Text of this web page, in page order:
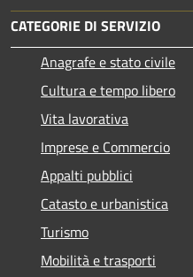
CATEGORIE DI SERVIZIO
Anagrafe e stato civile
Cultura e tempo libero
Vita lavorativa
Imprese e Commercio
Appalti pubblici
Catasto e urbanistica
Turismo
Mobilità e trasporti